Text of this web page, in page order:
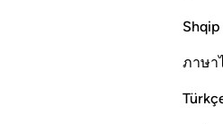
Shqip
ภาษา